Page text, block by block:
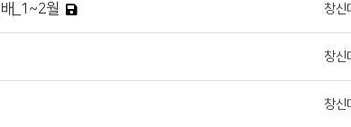
_1~2월 창신
창신
창신